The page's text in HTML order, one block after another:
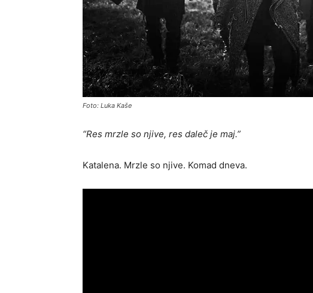
Foto: Luka Kaše
“Res mrzle so njive, res daleč je maj.”
Katalena. Mrzle so njive. Komad dneva.